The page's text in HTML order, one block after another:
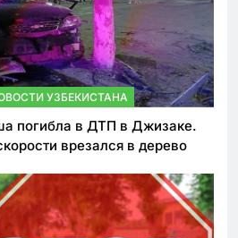
УЗБЕКИСТАНА
погибла в ДТП в Джизаке.
врезался в дерево